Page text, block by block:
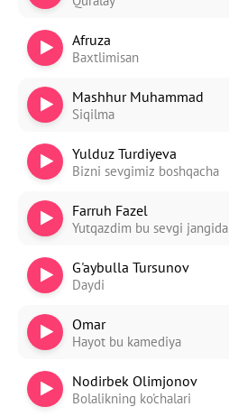
Afruza
Baxtlimisan
Mashhur Muhammad
Siqilma
Yulduz Turdiyeva
Bizni sevgimiz boshqacha
Farruh Fazel
Yutqazdim bu sevgi jangida
G'aybulla Tursunov
Daydi
Omar
Hayot bu kamediya
Nodirbek Olimjonov
Bolalikning ko'chalari